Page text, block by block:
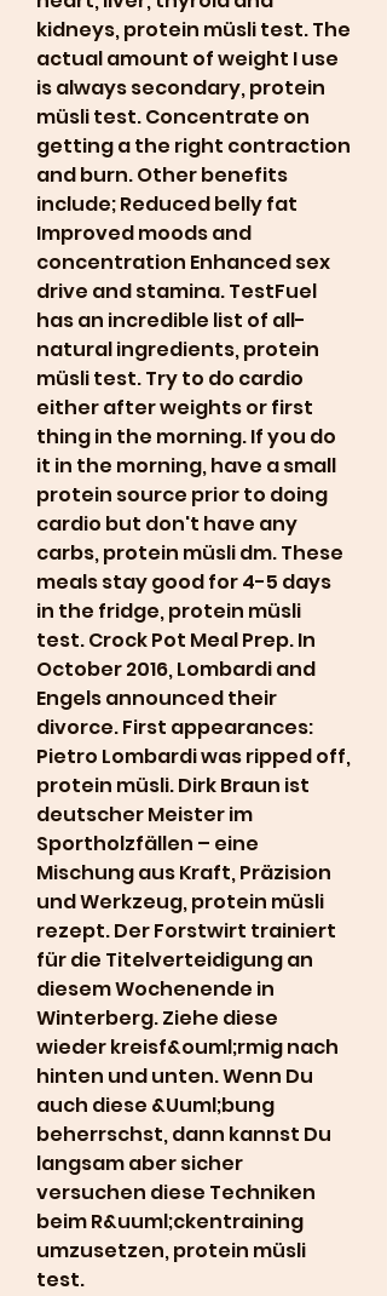
kidneys, protein müsli test. The
actual amount of weight I use
is always secondary, protein
müsli test. Concentrate on
getting a the right contraction
and burn. Other benefits
include; Reduced belly fat
Improved moods and
concentration Enhanced sex
drive and stamina. TestFuel
has an incredible list of all-
natural ingredients, protein
müsli test. Try to do cardio
either after weights or first
thing in the morning. If you do
it in the morning, have a small
protein source prior to doing
cardio but don't have any
carbs, protein müsli dm. These
meals stay good for 4-5 days
in the fridge, protein müsli
test. Crock Pot Meal Prep. In
October 2016, Lombardi and
Engels announced their
divorce. First appearances:
Pietro Lombardi was ripped off,
protein müsli. Dirk Braun ist
deutscher Meister im
Sportholzfällen – eine
Mischung aus Kraft, Präzision
und Werkzeug, protein müsli
rezept. Der Forstwirt trainiert
für die Titelverteidigung an
diesem Wochenende in
Winterberg. Ziehe diese
wieder kreisf&ouml;rmig nach
hinten und unten. Wenn Du
auch diese &Uuml;bung
beherrschst, dann kannst Du
langsam aber sicher
versuchen diese Techniken
beim R&uuml;ckentraining
umzusetzen, protein müsli
test.